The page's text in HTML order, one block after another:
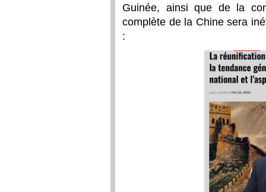
Guinée, ainsi que de la
complète de la Chine sera
: